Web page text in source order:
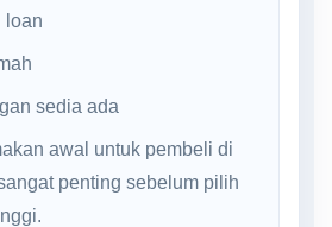
loan
sedia ada
awal untuk pembeli di
penting sebelum pilih